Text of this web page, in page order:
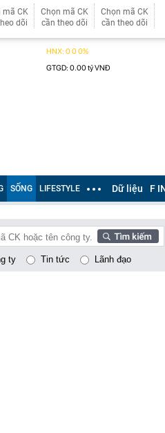
mã CK
dõi
Chọn mã CK
cần theo dõi
Chọn mã CK
cần theo dõi
SỐNG LIFESTYLE Dữ liệu F
ty Tin tức Lãnh đạo